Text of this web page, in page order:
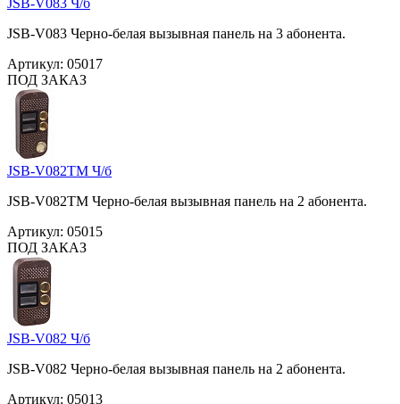
JSB-V083 Черно-белая вызывная панель на 3 абонента.
Артикул: 05017
ПОД ЗАКАЗ
JSB-V082TM Ч/б
JSB-V082TM Черно-белая вызывная панель на 2 абонента.
Артикул: 05015
ПОД ЗАКАЗ
JSB-V082 Ч/б
JSB-V082 Черно-белая вызывная панель на 2 абонента.
Артикул: 05013